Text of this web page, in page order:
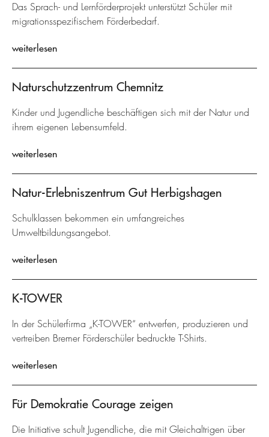
Das Sprach- und Lernförderprojekt unterstützt Schüler mit
migrationsspezifischem Förderbedarf.
weiterlesen
Naturschutzzentrum Chemnitz
Kinder und Jugendliche beschäftigen sich mit der Natur und
ihrem eigenen Lebensumfeld.
weiterlesen
Natur-Erlebniszentrum Gut Herbigshagen
Schulklassen bekommen ein umfangreiches
Umweltbildungsangebot.
weiterlesen
K-TOWER
In der Schülerfirma „K-TOWER“ entwerfen, produzieren und
vertreiben Bremer Förderschüler bedruckte T-Shirts.
weiterlesen
Für Demokratie Courage zeigen
Die Initiative schult Jugendliche, die mit Gleichaltrigen über